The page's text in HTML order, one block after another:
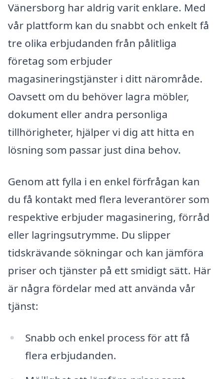
Vänersborg har aldrig varit enklare. Med
vår plattform kan du snabbt och enkelt få
tre olika erbjudanden från pålitliga
företag som erbjuder
magasineringstjänster i ditt närområde.
Oavsett om du behöver lagra möbler,
dokument eller andra personliga
tillhörigheter, hjälper vi dig att hitta en
lösning som passar just dina behov.
Genom att fylla i en enkel förfrågan kan
du få kontakt med flera leverantörer som
respektive erbjuder magasinering, förråd
eller lagringsutrymme. Du slipper
tidskrävande sökningar och kan jämföra
priser och tjänster på ett smidigt sätt. Här
är några fördelar med att använda vår
tjänst:
Snabb och enkel process för att få
flera erbjudanden.